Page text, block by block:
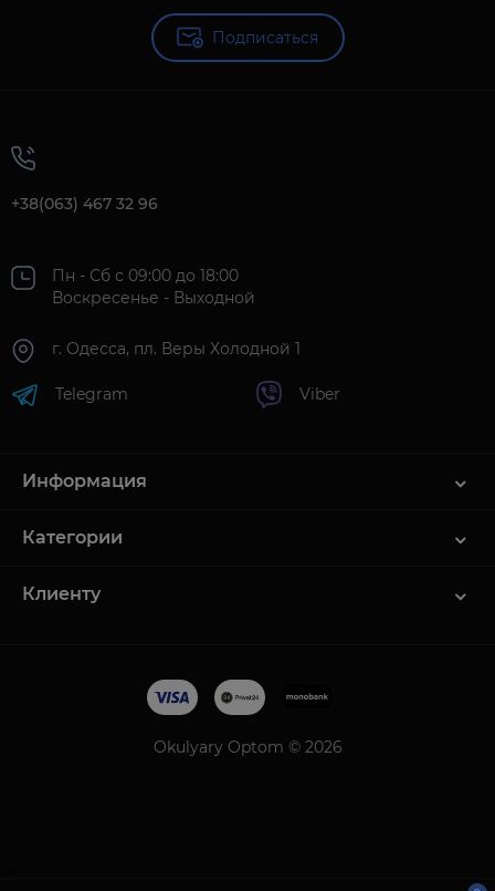
Подписаться
+38(063) 467 32 96
Пн - Сб с 09:00 до 18:00
Воскресенье - Выходной
г. Одесса, пл. Веры Холодной 1
Telegram Viber
Информация
Категории
Клиенту
Okulyary Optom © 2026